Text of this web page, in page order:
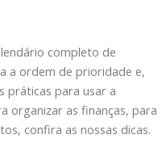
completo de
a ordem de prioridade e,
práticas para usar a
organizar as finanças, para
confira as nossas dicas.